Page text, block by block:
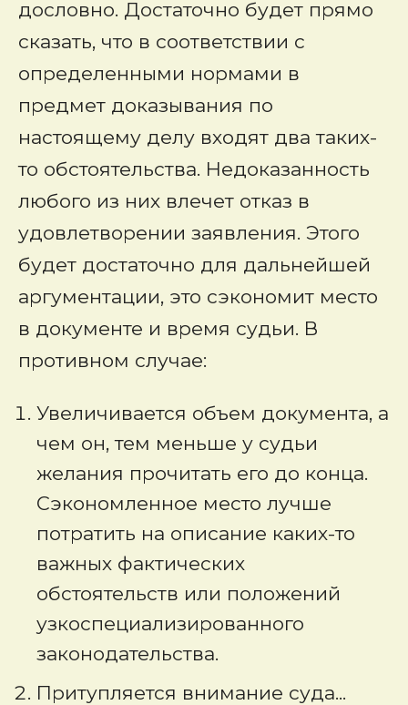
дословно. Достаточно будет прямо
сказать, что в соответствии с
определенными нормами в
предмет доказывания по
настоящему делу входят два таких-
то обстоятельства. Недоказанность
любого из них влечет отказ в
удовлетворении заявления. Этого
будет достаточно для дальнейшей
аргументации, это сэкономит место
в документе и время судьи. В
противном случае:
Увеличивается объем документа, а
чем он, тем меньше у судьи
желания прочитать его до конца.
Сэкономленное место лучше
потратить на описание каких-то
важных фактических
обстоятельств или положений
узкоспециализированного
законодательства.
Притупляется внимание суда...